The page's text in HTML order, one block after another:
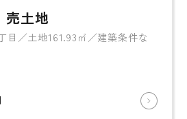
売土地
目／土地161.93㎡／建築条件な